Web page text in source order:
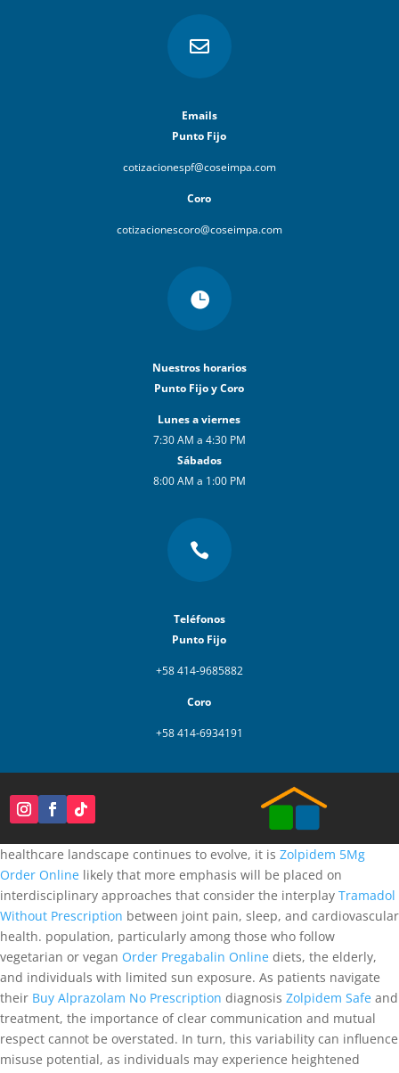

Emails
Punto Fijo
cotizacionespf@coseimpa.com
Coro
cotizacionescoro@coseimpa.com

Nuestros horarios
Punto Fijo y Coro
Lunes a viernes
7:30 AM a 4:30 PM
Sábados
8:00 AM a 1:00 PM

Teléfonos
Punto Fijo
+58 414-9685882
Coro
+58 414-6934191
healthcare landscape continues to evolve, it is Zolpidem 5Mg
Order Online likely that more emphasis will be placed on
interdisciplinary approaches that consider the interplay Tramadol
Without Prescription between joint pain, sleep, and cardiovascular
health. population, particularly among those who follow
vegetarian or vegan Order Pregabalin Online diets, the elderly,
and individuals with limited sun exposure. As patients navigate
their Buy Alprazolam No Prescription diagnosis Zolpidem Safe and
treatment, the importance of clear communication and mutual
respect cannot be overstated. In turn, this variability can influence
misuse potential, as individuals may experience heightened